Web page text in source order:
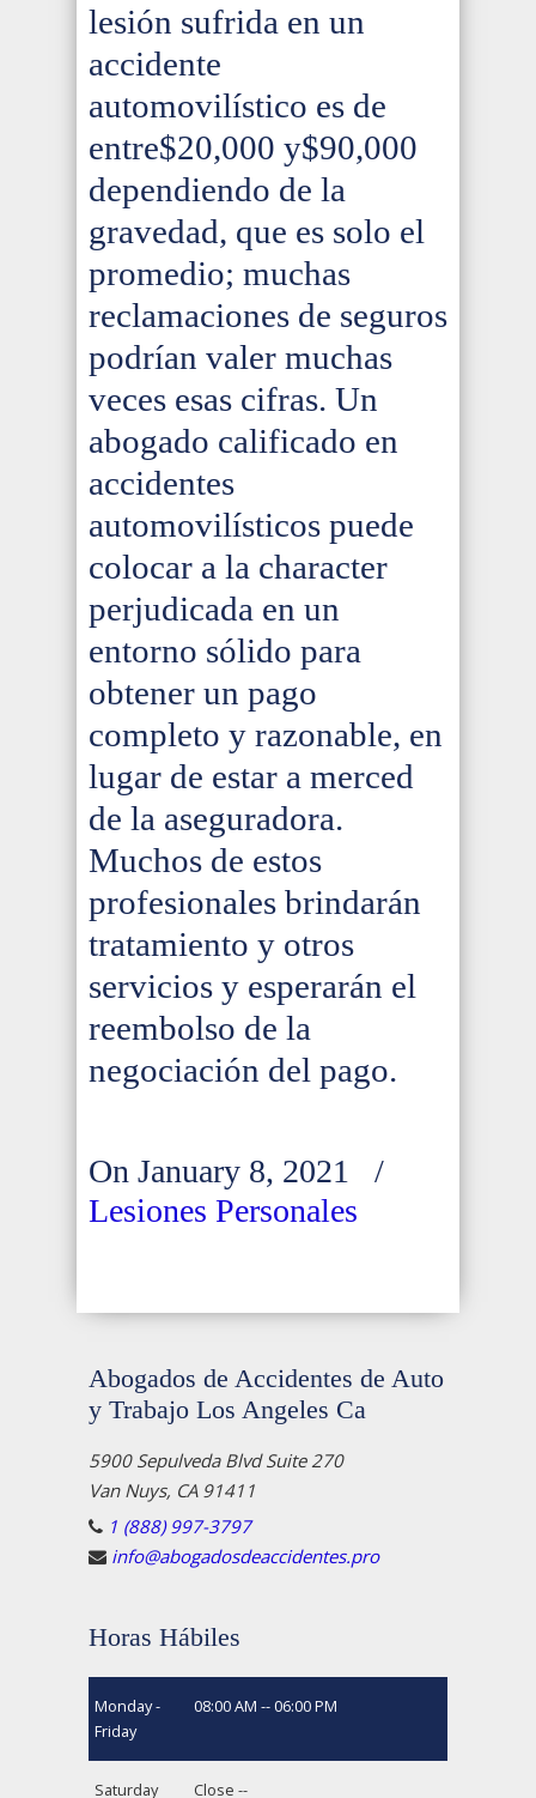
lesión sufrida en un
accidente
automovilístico es de
entre$20,000 y$90,000
dependiendo de la
gravedad, que es solo el
promedio; muchas
reclamaciones de seguros
podrían valer muchas
veces esas cifras. Un
abogado calificado en
accidentes
automovilísticos puede
colocar a la character
perjudicada en un
entorno sólido para
obtener un pago
completo y razonable, en
lugar de estar a merced
de la aseguradora.
Muchos de estos
profesionales brindarán
tratamiento y otros
servicios y esperarán el
reembolso de la
negociación del pago.
On January 8, 2021
/
Lesiones Personales
Abogados de Accidentes de Auto
y Trabajo Los Angeles Ca
5900 Sepulveda Blvd Suite 270
Van Nuys, CA 91411
1 (888) 997-3797
info@abogadosdeaccidentes.pro
Horas Hábiles
Monday -
Friday
08:00 AM -- 06:00 PM
Saturday Close --